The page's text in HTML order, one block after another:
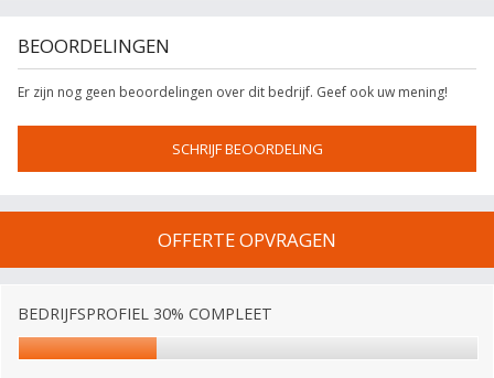
BEOORDELINGEN
Er zijn nog geen beoordelingen over dit bedrijf. Geef ook uw mening!
SCHRIJF BEOORDELING
OFFERTE OPVRAGEN
BEDRIJFSPROFIEL 30% COMPLEET